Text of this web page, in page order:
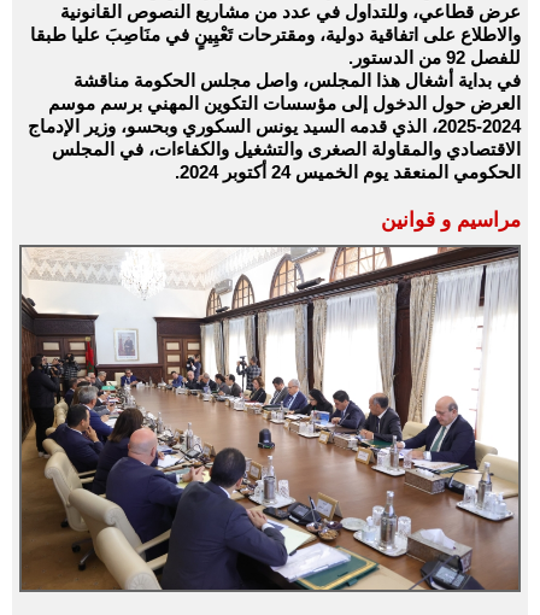
عرض قطاعي، وللتداول في عدد من مشاريع النصوص القانونية
والاطلاع على اتفاقية دولية، ومقترحات تَعْيِينٍ في منَاصِبَ عليا طبقا
للفصل 92 من الدستور.
في بداية أشغال هذا المجلس، واصل مجلس الحكومة مناقشة
العرض حول الدخول إلى مؤسسات التكوين المهني برسم موسم
2024-2025، الذي قدمه السيد يونس السكوري وبحسو، وزير الإدماج
الاقتصادي والمقاولة الصغرى والتشغيل والكفاءات، في المجلس
الحكومي المنعقد يوم الخميس 24 أكتوبر 2024.
مراسيم و قوانين